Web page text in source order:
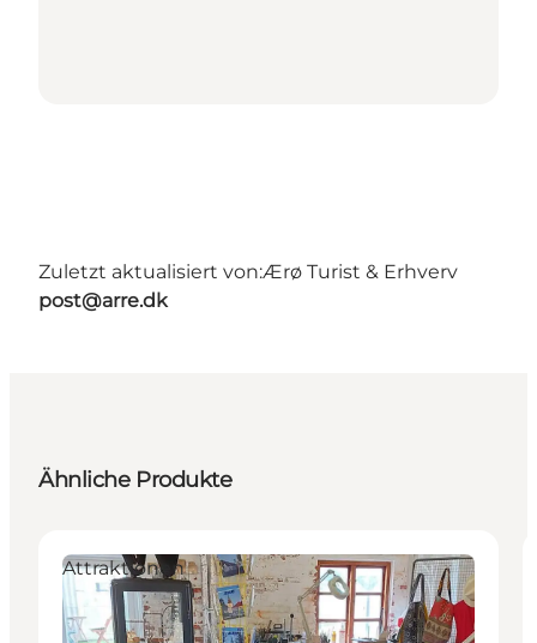
Zuletzt aktualisiert von:Ærø Turist & Erhverv
post@arre.dk
Ähnliche Produkte
Attraktionen